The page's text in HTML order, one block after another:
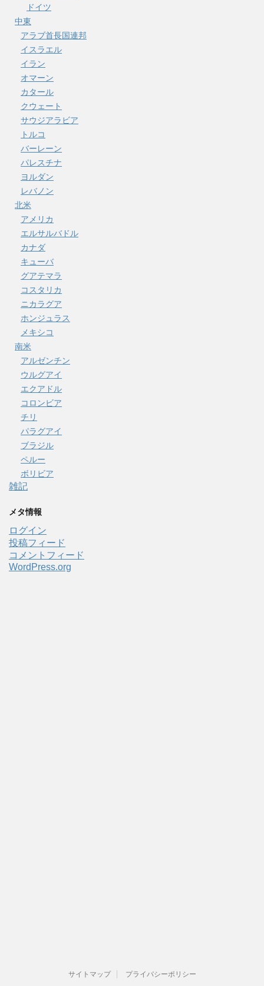
ドイツ
中東
アラブ首長国連邦
イスラエル
イラン
オマーン
カタール
クウェート
サウジアラビア
トルコ
バーレーン
パレスチナ
ヨルダン
レバノン
北米
アメリカ
エルサルバドル
カナダ
キューバ
グアテマラ
コスタリカ
ニカラグア
ホンジュラス
メキシコ
南米
アルゼンチン
ウルグアイ
エクアドル
コロンビア
チリ
パラグアイ
ブラジル
ペルー
ボリビア
雑記
メタ情報
ログイン
投稿フィード
コメントフィード
WordPress.org
サイトマップ プライバシーポリシー